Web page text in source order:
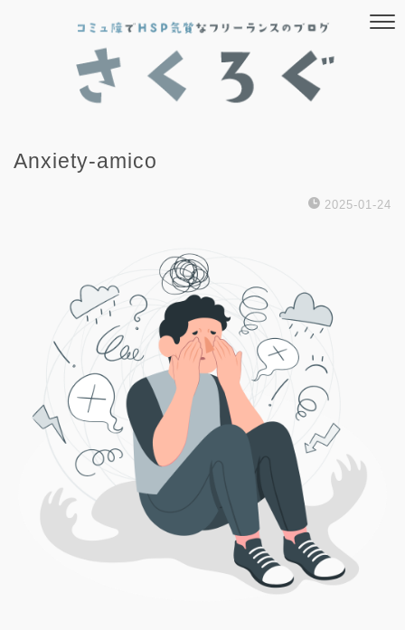
Anxiety-amico
2025-01-24